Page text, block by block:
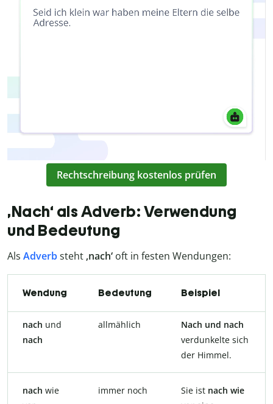
Rechtschreibung kostenlos prüfen
‚Nach‘ als Adverb: Verwendung
und Bedeutung
Als Adverbsteht ‚nach‘ oft in festen Wendungen:
Wendung Bedeutung Beispiel
nach und
nach
allmählich
Nach und nach
verdunkelte sich
der Himmel.
nach wie
immer noch Sie ist nach wie